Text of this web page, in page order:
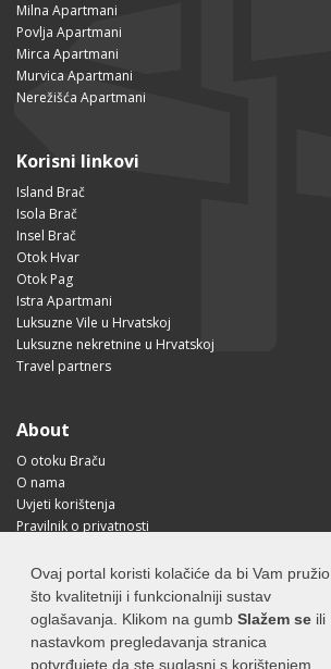
Ovaj portal koristi kolačiće da bi Vam pružio
što kvalitetniji i funkcionalniji sustav
oglašavanja. Klikom na gumb Slažem se ili
nastavkom pregledavanja stranica
potvrđujete da ste suglasni s korištenjem
Milna Apartmani
Povlja Apartmani
Mirca Apartmani
Murvica Apartmani
Nerežišća Apartmani
Korisni linkovi
Island Brač
Isola Brač
Insel Brač
Otok Hvar
Otok Pag
Istra Apartmani
Luksuzne Vile u Hrvatskoj
Luksuzne nekretnine u Hrvatskoj
Travel partners
About
O otoku Braču
O nama
Uvjeti korištenja
Pravilnik o privatnosti
Kako doći na Brač?
Visit Croatia